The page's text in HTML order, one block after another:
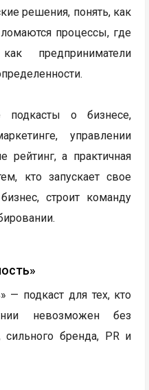
решения, понять, как
процессы, где
предприниматели
подкасты о бизнесе,
управлении
рейтинг, а практичная
кто запускает свое
строит команду
— подкаст для тех, кто
невозможен без
сильного бренда, PR и